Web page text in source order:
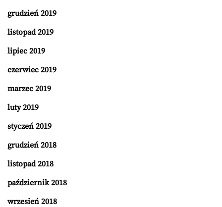
grudzień 2019
listopad 2019
lipiec 2019
czerwiec 2019
marzec 2019
luty 2019
styczeń 2019
grudzień 2018
listopad 2018
październik 2018
wrzesień 2018